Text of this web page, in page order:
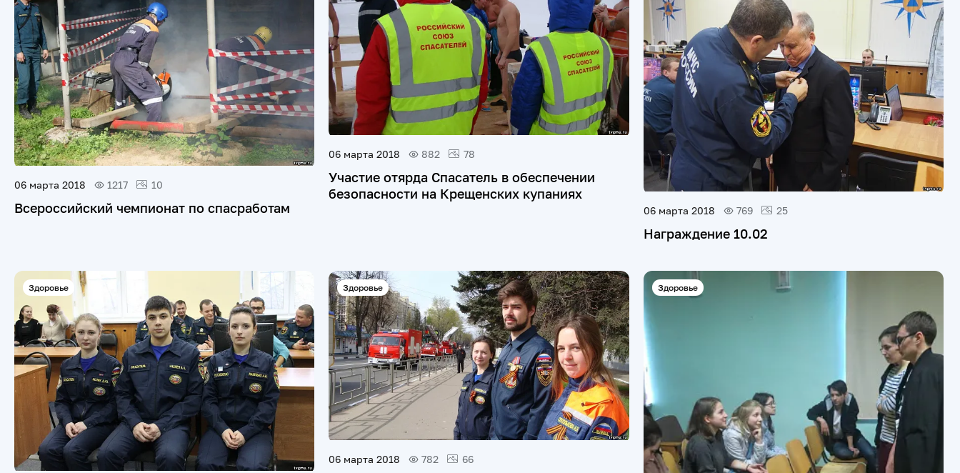
06 марта 2018 1217 10
Всероссийский чемпионат по спасработам
06 марта 2018 882 78
Участие отярда Спасатель в обеспечении
безопасности на Крещенских купаниях
06 марта 2018 769 25
Награждение 10.02
Здоровье Здоровье
06 марта 2018 782 66
Здоровье